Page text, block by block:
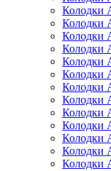
Колодки
Колодки
Колодки
Колодки
Колодки
Колодки
Колодки
Колодки
Колодки
Колодки
Колодки
Колодки
Колодки